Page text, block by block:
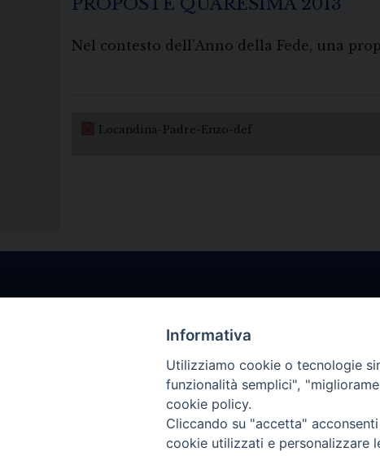
PROPOSTE QUARESIMA 2013
Nel contesto dell’Anno della Fede, una
Locandina-Padre-Enzo-def
Informativa
Utilizziamo cookie o tecnologie
funzionalità semplici",
cookie policy.
Cliccando su "accetta"
cookie utilizzati e personalizzare